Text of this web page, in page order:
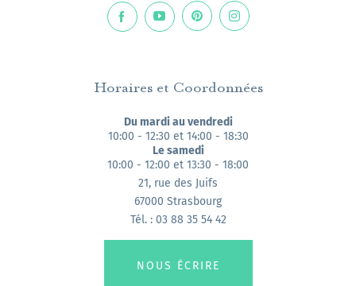
Horaires et Coordonnées
Du mardi au vendredi
10:00 - 12:30 et 14:00 - 18:30
Le samedi
10:00 - 12:00 et 13:30 - 18:00
21, rue des Juifs
67000 Strasbourg
Tél. : 03 88 35 54 42
NOUS ÉCRIRE